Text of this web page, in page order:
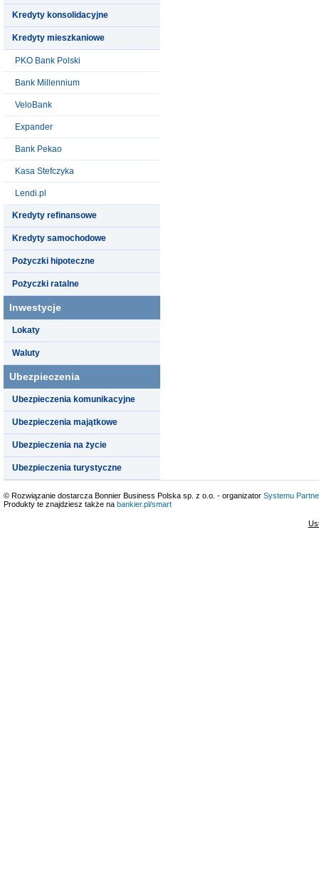
Kredyty konsolidacyjne
Kredyty mieszkaniowe
PKO Bank Polski
Bank Millennium
VeloBank
Expander
Bank Pekao
Kasa Stefczyka
Lendi.pl
Kredyty refinansowe
Kredyty samochodowe
Pożyczki hipoteczne
Pożyczki ratalne
Inwestycje
Lokaty
Waluty
Ubezpieczenia
Ubezpieczenia komunikacyjne
Ubezpieczenia majątkowe
Ubezpieczenia na życie
Ubezpieczenia turystyczne
© Rozwiązanie dostarcza Bonnier Business Polska sp. z o.o. - organizator Systemu
Produkty te znajdziesz także na bankier.pl/smart